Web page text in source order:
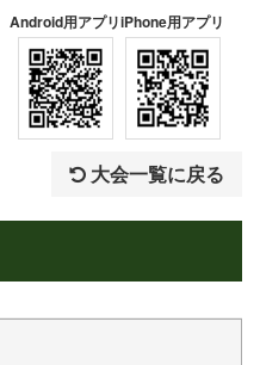
Android用アプリiPhone用アプリ
大会一覧に戻る